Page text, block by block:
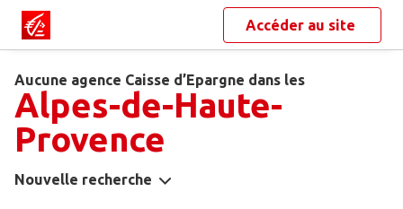
Accéder au site
Aucune agence Caisse d’Epargne dans les
Alpes-de-Haute-
Provence
Nouvelle recherche